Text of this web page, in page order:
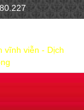
vĩnh viễn - Dịch